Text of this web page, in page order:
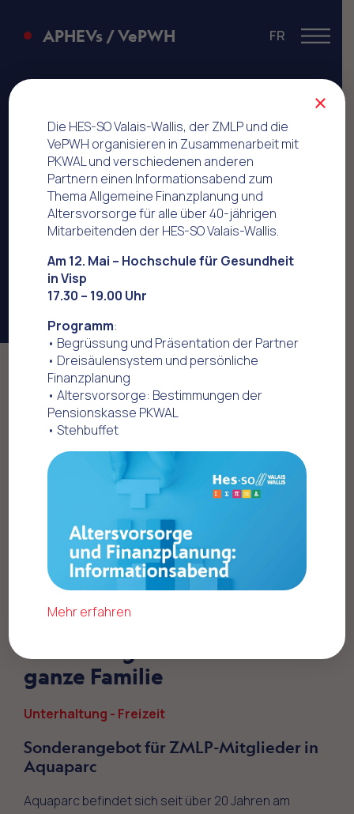
APHEVs / VePWH FR
Menu
Home
Offres commerciales
Unterhaltung - Freizeit
Aquaparc
Sonderangebot für die
ganze Familie
Unterhaltung - Freizeit
Sonderangebot für ZMLP-Mitglieder in
Aquaparc
Aquaparc befindet sich seit über 20 Jahren am
Die HES-SO Valais-Wallis, der ZMLP und die
VePWH organisieren in Zusammenarbeit mit
PKWAL und verschiedenen anderen
Partnern einen Informationsabend zum
Thema Allgemeine Finanzplanung und
Altersvorsorge für alle über 40-jährigen
Mitarbeitenden der HES-SO Valais-Wallis.
Am 12. Mai – Hochschule für Gesundheit
in Visp
17.30 – 19.00 Uhr
Programm:
• Begrüssung und Präsentation der Partner
• Dreisäulensystem und persönliche
Finanzplanung
• Altersvorsorge: Bestimmungen der
Pensionskasse PKWAL
• Stehbuffet
Mehr erfahren
×